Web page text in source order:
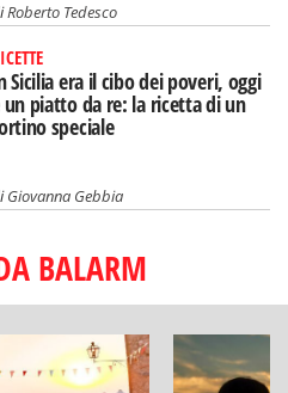
Roberto Tedesco
Sicilia era il cibo dei poveri, oggi
un piatto da re: la ricetta di un
speciale
Giovanna Gebbia
BALARM